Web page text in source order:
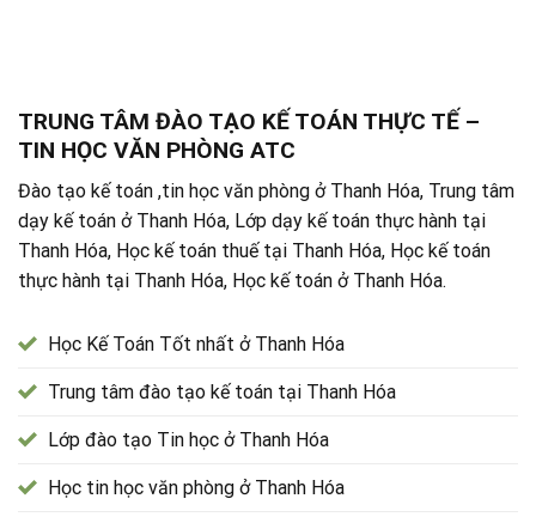
TRUNG TÂM ĐÀO TẠO KẾ TOÁN THỰC TẾ –
TIN HỌC VĂN PHÒNG ATC
Đào tạo kế toán ,tin học văn phòng ở Thanh Hóa, Trung tâm
dạy kế toán ở Thanh Hóa, Lớp dạy kế toán thực hành tại
Thanh Hóa, Học kế toán thuế tại Thanh Hóa, Học kế toán
thực hành tại Thanh Hóa, Học kế toán ở Thanh Hóa.
Học Kế Toán Tốt nhất ở Thanh Hóa
Trung tâm đào tạo kế toán tại Thanh Hóa
Lớp đào tạo Tin học ở Thanh Hóa
Học tin học văn phòng ở Thanh Hóa